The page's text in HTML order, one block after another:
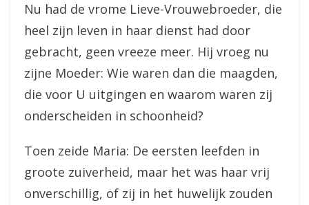
Nu had de vrome Lieve-Vrouwebroeder, die
heel zijn leven in haar dienst had door
gebracht, geen vreeze meer. Hij vroeg nu
zijne Moeder: Wie waren dan die maagden,
die voor U uitgingen en waarom waren zij
onderscheiden in schoonheid?
Toen zeide Maria: De eersten leefden in
groote zuiverheid, maar het was haar vrij
onverschillig, of zij in het huwelijk zouden